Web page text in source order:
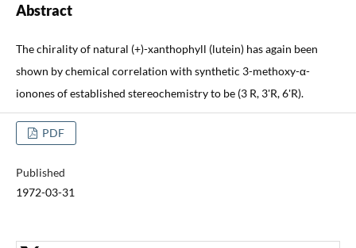
Abstract
The chirality of natural (+)-xanthophyll (lutein) has again been
shown by chemical correlation with synthetic 3-methoxy-α-
ionones of established stereochemistry to be (3 R, 3'R, 6'R).
PDF
Published
1972-03-31